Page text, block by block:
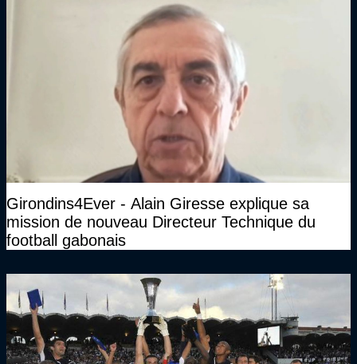
Girondins4Ever - Alain Giresse explique sa
mission de nouveau Directeur Technique du
football gabonais